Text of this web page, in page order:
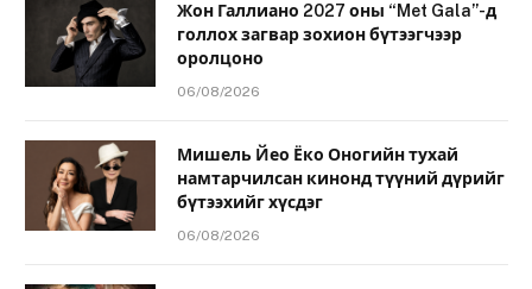
Жон Галлиано 2027 оны “Met Gala”-д
голлох загвар зохион бүтээгчээр
оролцоно
06/08/2026
Мишель Йео Ёко Оногийн тухай
намтарчилсан кинонд түүний дүрийг
бүтээхийг хүсдэг
06/08/2026